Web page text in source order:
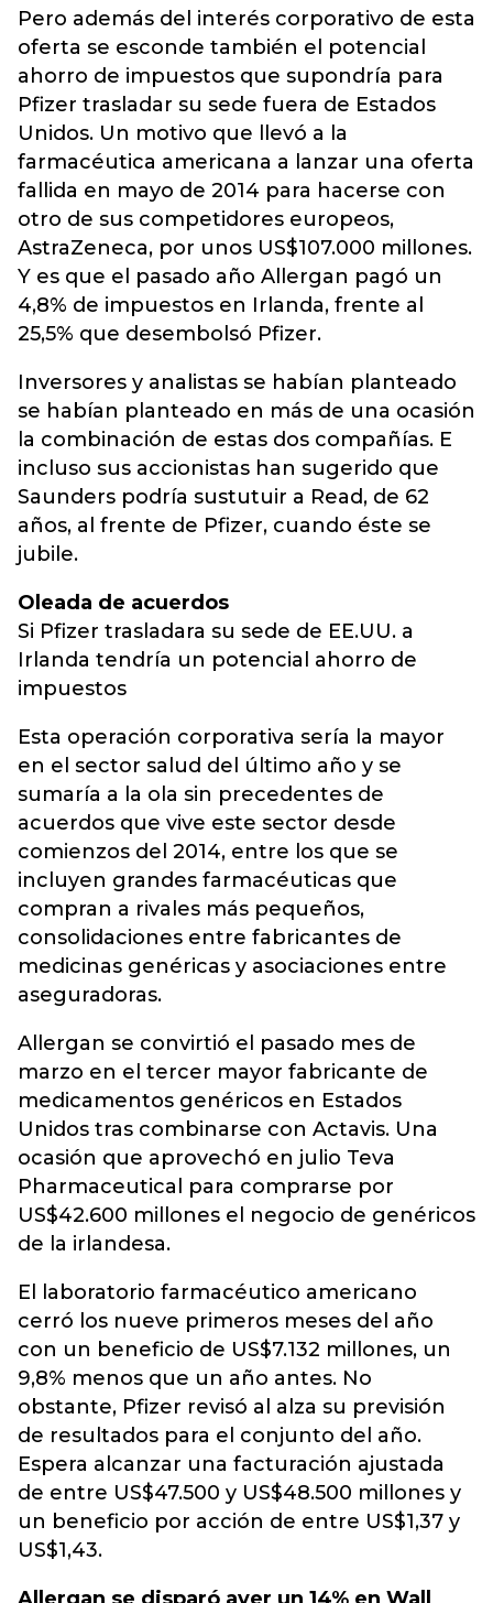
Pero además del interés corporativo de esta
oferta se esconde también el potencial
ahorro de impuestos que supondría para
Pfizer trasladar su sede fuera de Estados
Unidos. Un motivo que llevó a la
farmacéutica americana a lanzar una oferta
fallida en mayo de 2014 para hacerse con
otro de sus competidores europeos,
AstraZeneca, por unos US$107.000 millones.
Y es que el pasado año Allergan pagó un
4,8% de impuestos en Irlanda, frente al
25,5% que desembolsó Pfizer.
Inversores y analistas se habían planteado
se habían planteado en más de una ocasión
la combinación de estas dos compañías. E
incluso sus accionistas han sugerido que
Saunders podría sustutuir a Read, de 62
años, al frente de Pfizer, cuando éste se
jubile.
Oleada de acuerdos
Si Pfizer trasladara su sede de EE.UU. a
Irlanda tendría un potencial ahorro de
impuestos
Esta operación corporativa sería la mayor
en el sector salud del último año y se
sumaría a la ola sin precedentes de
acuerdos que vive este sector desde
comienzos del 2014, entre los que se
incluyen grandes farmacéuticas que
compran a rivales más pequeños,
consolidaciones entre fabricantes de
medicinas genéricas y asociaciones entre
aseguradoras.
Allergan se convirtió el pasado mes de
marzo en el tercer mayor fabricante de
medicamentos genéricos en Estados
Unidos tras combinarse con Actavis. Una
ocasión que aprovechó en julio Teva
Pharmaceutical para comprarse por
US$42.600 millones el negocio de genéricos
de la irlandesa.
El laboratorio farmacéutico americano
cerró los nueve primeros meses del año
con un beneficio de US$7.132 millones, un
9,8% menos que un año antes. No
obstante, Pfizer revisó al alza su previsión
de resultados para el conjunto del año.
Espera alcanzar una facturación ajustada
de entre US$47.500 y US$48.500 millones y
un beneficio por acción de entre US$1,37 y
US$1,43.